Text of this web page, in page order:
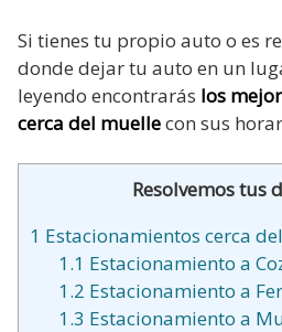
Si tienes tu propio auto o es
donde dejar tu auto en un
leyendo encontrarás los
cerca del muellecon sus
Resolvemos tus
1 Estacionamientos cerca
1.1 Estacionamiento a
1.2 Estacionamiento a
1.3 Estacionamiento a